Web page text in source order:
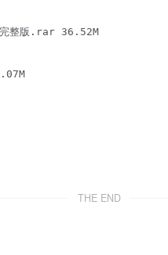
完整版.rar 36.52M
THE END